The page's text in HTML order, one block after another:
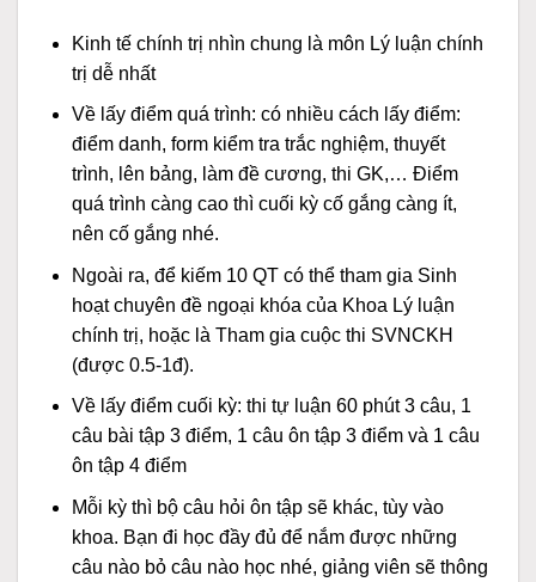
Kinh tế chính trị nhìn chung là môn Lý luận chính
trị dễ nhất
Về lấy điểm quá trình: có nhiều cách lấy điểm:
điểm danh, form kiểm tra trắc nghiệm, thuyết
trình, lên bảng, làm đề cương, thi GK,… Điểm
quá trình càng cao thì cuối kỳ cố gắng càng ít,
nên cố gắng nhé.
Ngoài ra, để kiếm 10 QT có thể tham gia Sinh
hoạt chuyên đề ngoại khóa của Khoa Lý luận
chính trị, hoặc là Tham gia cuộc thi SVNCKH
(được 0.5-1đ).
Về lấy điểm cuối kỳ: thi tự luận 60 phút 3 câu, 1
câu bài tập 3 điểm, 1 câu ôn tập 3 điểm và 1 câu
ôn tập 4 điểm
Mỗi kỳ thì bộ câu hỏi ôn tập sẽ khác, tùy vào
khoa. Bạn đi học đầy đủ để nắm được những
câu nào bỏ câu nào học nhé, giảng viên sẽ thông